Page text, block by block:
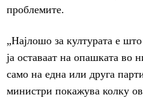
проблемите.
„Најлошо за културата е
ја оставаат на опашката во
само на една или друга
министри покажува колку